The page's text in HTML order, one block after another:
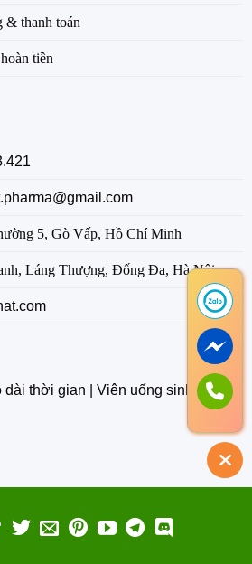
& thanh toán
tiền
5, Gò Vấp, Hồ Chí Minh
Láng Thượng, Đống Đa, Hà Nội
dài thời gian
Viên uống sinh lý nam